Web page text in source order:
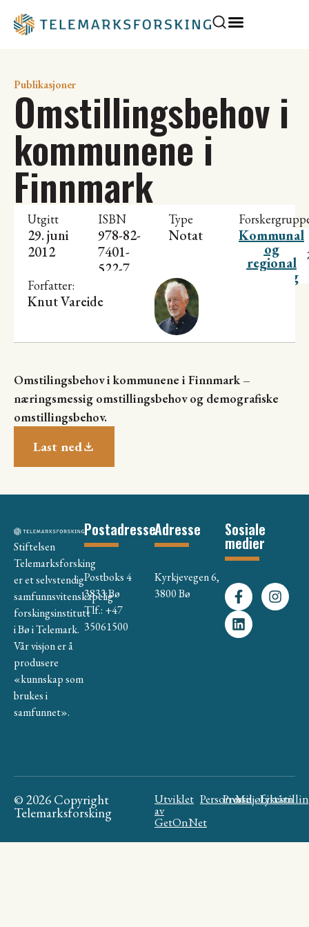
Publikasjoner
Omstillingsbehov i
kommunene i
Finnmark
Utgitt
29. juni
2012
ISBN
978-82-
7401-
522-7
Type
Notat Kommunal
og
regional
utvikling
Forfatter:
Knut Vareide
Omstilingsbehov i kommunene i Finnmark –
næringsmessig omstillingsbehov og demografiske
omstillingsbehov.
Last ned
Stiftelsen
Telemarksforsking
er et selvstendig
samfunnsvitenskapelig
forskingsinstitutt
i Bø i Telemark.
Vår visjon er å
produsere
«kunnskap som
brukes i
samfunnet».
Postadresse
Postboks 4
3833 Bø
Tlf.: +47
35061500
Adresse
Kyrkjevegen 6,
3800 Bø
Sosiale
medier
© 2026 Copyright
Telemarksforsking
Utviklet
av
GetOnNet
Personvern
Presse
Miljøfyrtårn